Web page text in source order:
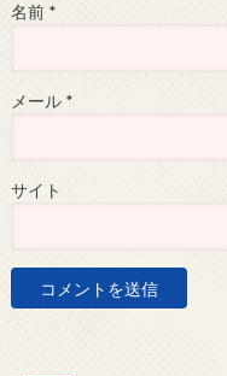
名前 *
メール *
サイト